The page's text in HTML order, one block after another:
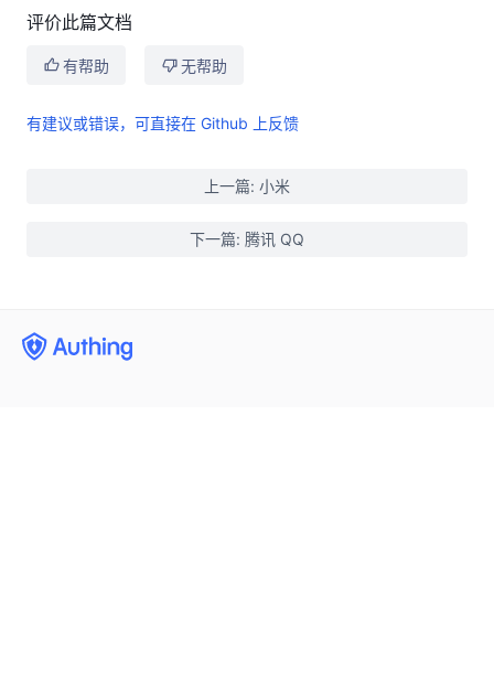
评价此篇文档
有帮助 无帮助
有建议或错误，可直接在 Github 上反馈
上一篇: 小米
下一篇: 腾讯 QQ